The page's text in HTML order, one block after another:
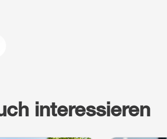
interessieren